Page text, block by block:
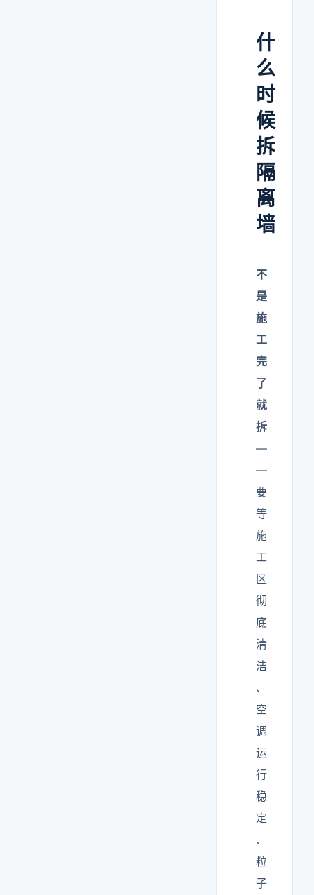
什
么
时
候
拆
隔
离
墙
不
是
施
工
完
了
就
拆
—
—
要
等
施
工
区
彻
底
清
洁
、
空
调
运
行
稳
定
、
粒
子